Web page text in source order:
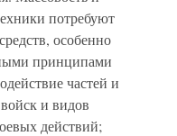
потребуют
особенно
принципами
частей и
и видов
действий;